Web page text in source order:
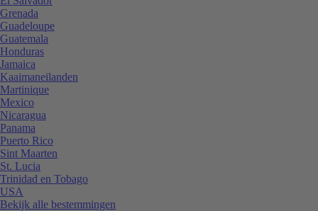
Grenada
Guadeloupe
Guatemala
Honduras
Jamaica
Kaaimaneilanden
Martinique
Mexico
Nicaragua
Panama
Puerto Rico
Sint Maarten
St. Lucia
Trinidad en Tobago
USA
Bekijk alle bestemmingen